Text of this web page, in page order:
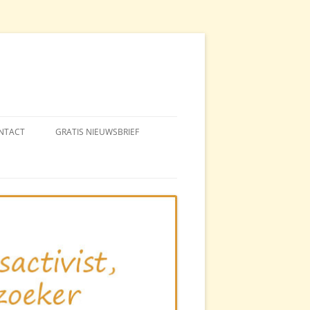
GRATIS NIEUWSBRIEF